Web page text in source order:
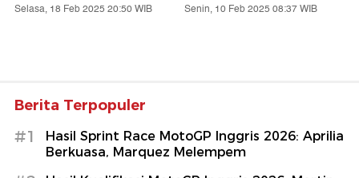
Selasa, 18 Feb 2025 20:50 WIB Senin, 10 Feb 2025 08:37 WIB
Berita Terpopuler
#1
Hasil Sprint Race MotoGP Inggris 2026: Aprilia
Berkuasa, Marquez Melempem